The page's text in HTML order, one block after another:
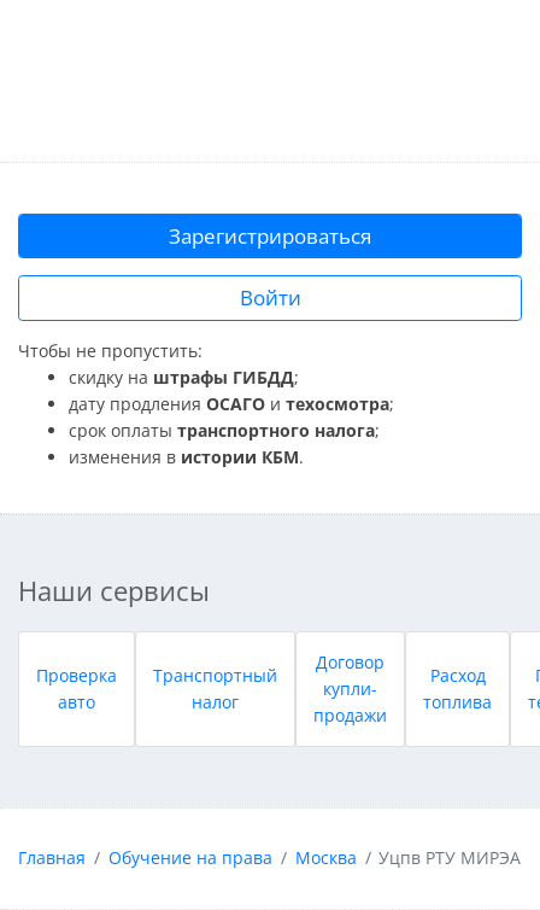
Зарегистрироваться
Войти
Чтобы не пропустить:
скидку на штрафы ГИБДД;
дату продления ОСАГО и техосмотра;
срок оплаты транспортного налога;
изменения в истории КБМ.
Наши сервисы
Проверка
авто
Транспортный
налог
Договор
купли-
продажи
Расход
топлива
Главная Обучение на права Москва Уцпв РТУ МИРЭА